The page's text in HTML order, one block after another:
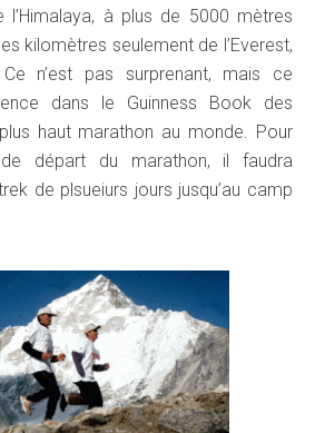
à plus de 5000 mètres
kilomètres seulement de l’Everest,
n’est pas surprenant, mais ce
dans le Guinness Book des
haut marathon au monde. Pour
départ du marathon, il faudra
de plsueiurs jours jusqu’au camp